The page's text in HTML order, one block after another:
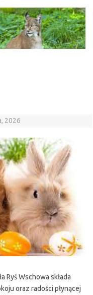
2026
Ryś Wschowa składa
oraz radości płynącej